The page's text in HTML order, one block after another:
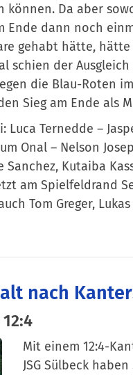
Da aber
Ende dann noch
gehabt hätte,
schien der
die Blau-Roten
Sieg am Ende als
Ternedde –
Onal – Nelson
Kutaiba
am Spielfeldrand
Tom Greger,
nach
Mit einem 12:4-
JSG Sülbeck